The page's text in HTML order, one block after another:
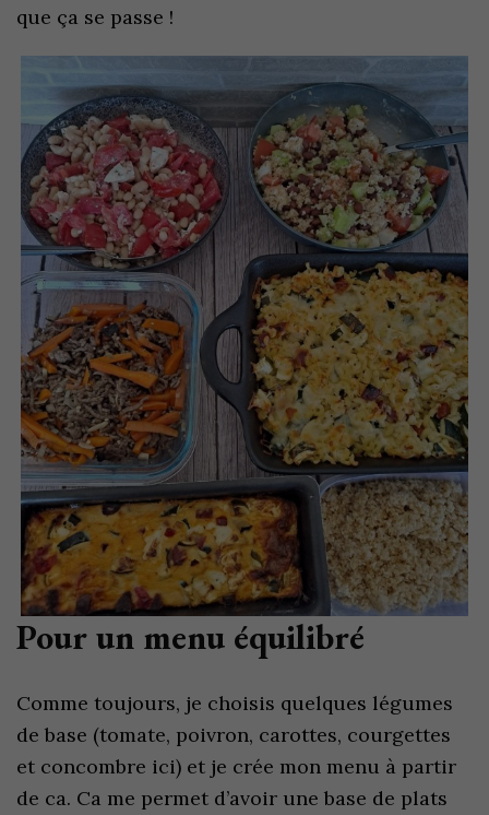
que ça se passe !
Pour un menu équilibré
Comme toujours, je choisis quelques légumes
de base (tomate, poivron, carottes, courgettes
et concombre ici) et je crée mon menu à partir
de ca. Ca me permet d’avoir une base de plats